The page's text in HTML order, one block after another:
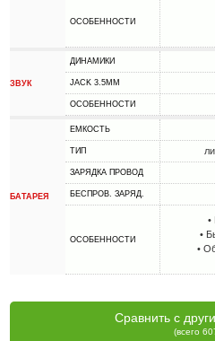
ОСОБЕННОСТИ
ЗВУК
ДИНАМИКИ
JACK 3.5MM
ОСОБЕННОСТИ
БАТАРЕЯ
ЕМКОСТЬ
ТИП
ЗАРЯДКА ПРОВОД
БЕСПРОВ. ЗАРЯД.
ОСОБЕННОСТИ
•
•
•
Сравнить с
(всего